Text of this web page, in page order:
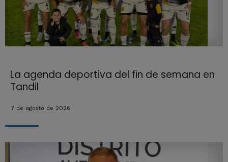
La agenda deportiva del fin de semana en
Tandil
7 de agosto de 2026